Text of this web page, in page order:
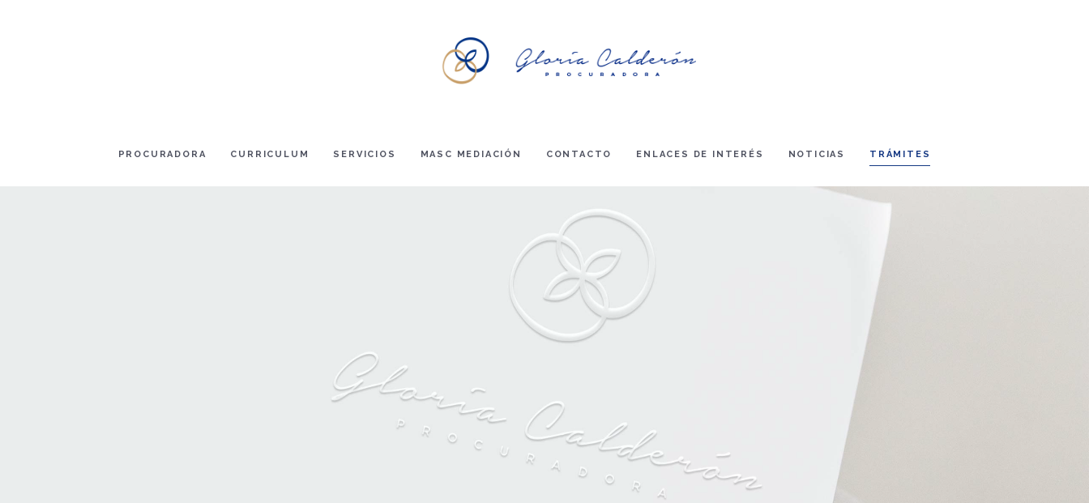
PROCURADORA CURRICULUM SERVICIOS MASC MEDIACIÓN CONTACTO ENLACES DE INTERÉS NOTICIAS TRÁMITES